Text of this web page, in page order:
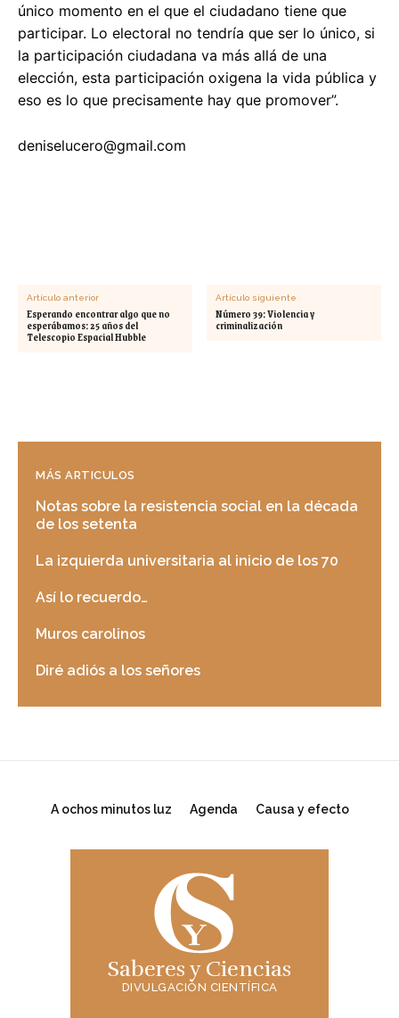
único momento en el que el ciudadano tiene que
participar. Lo electoral no tendría que ser lo único, si
la participación ciudadana va más allá de una
elección, esta participación oxigena la vida pública y
eso es lo que precisamente hay que promover”.
deniselucero@gmail.com
Artículo anterior
Esperando encontrar algo que no
esperábamos: 25 años del
Telescopio Espacial Hubble
Artículo siguiente
Número 39: Violencia y
criminalización
MÁS ARTICULOS
Notas sobre la resistencia social en la década
de los setenta
La izquierda universitaria al inicio de los 70
Así lo recuerdo…
Muros carolinos
Diré adiós a los señores
A ochos minutos luz Agenda Causa y efecto
Saberes y Ciencias
DIVULGACIÓN CIENTÍFICA